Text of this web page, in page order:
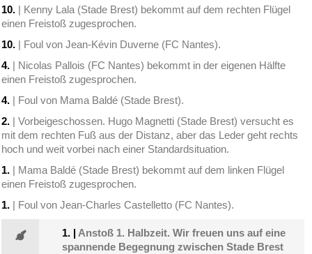
10. | Kenny Lala (Stade Brest) bekommt auf dem rechten Flügel
einen Freistoß zugesprochen.
10. | Foul von Jean-Kévin Duverne (FC Nantes).
4. | Nicolas Pallois (FC Nantes) bekommt in der eigenen Hälfte
einen Freistoß zugesprochen.
4. | Foul von Mama Baldé (Stade Brest).
2. | Vorbeigeschossen. Hugo Magnetti (Stade Brest) versucht es
mit dem rechten Fuß aus der Distanz, aber das Leder geht rechts
hoch und weit vorbei nach einer Standardsituation.
1. | Mama Baldé (Stade Brest) bekommt auf dem linken Flügel
einen Freistoß zugesprochen.
1. | Foul von Jean-Charles Castelletto (FC Nantes).
1. | Anstoß 1. Halbzeit. Wir freuen uns auf eine
spannende Begegnung zwischen Stade Brest